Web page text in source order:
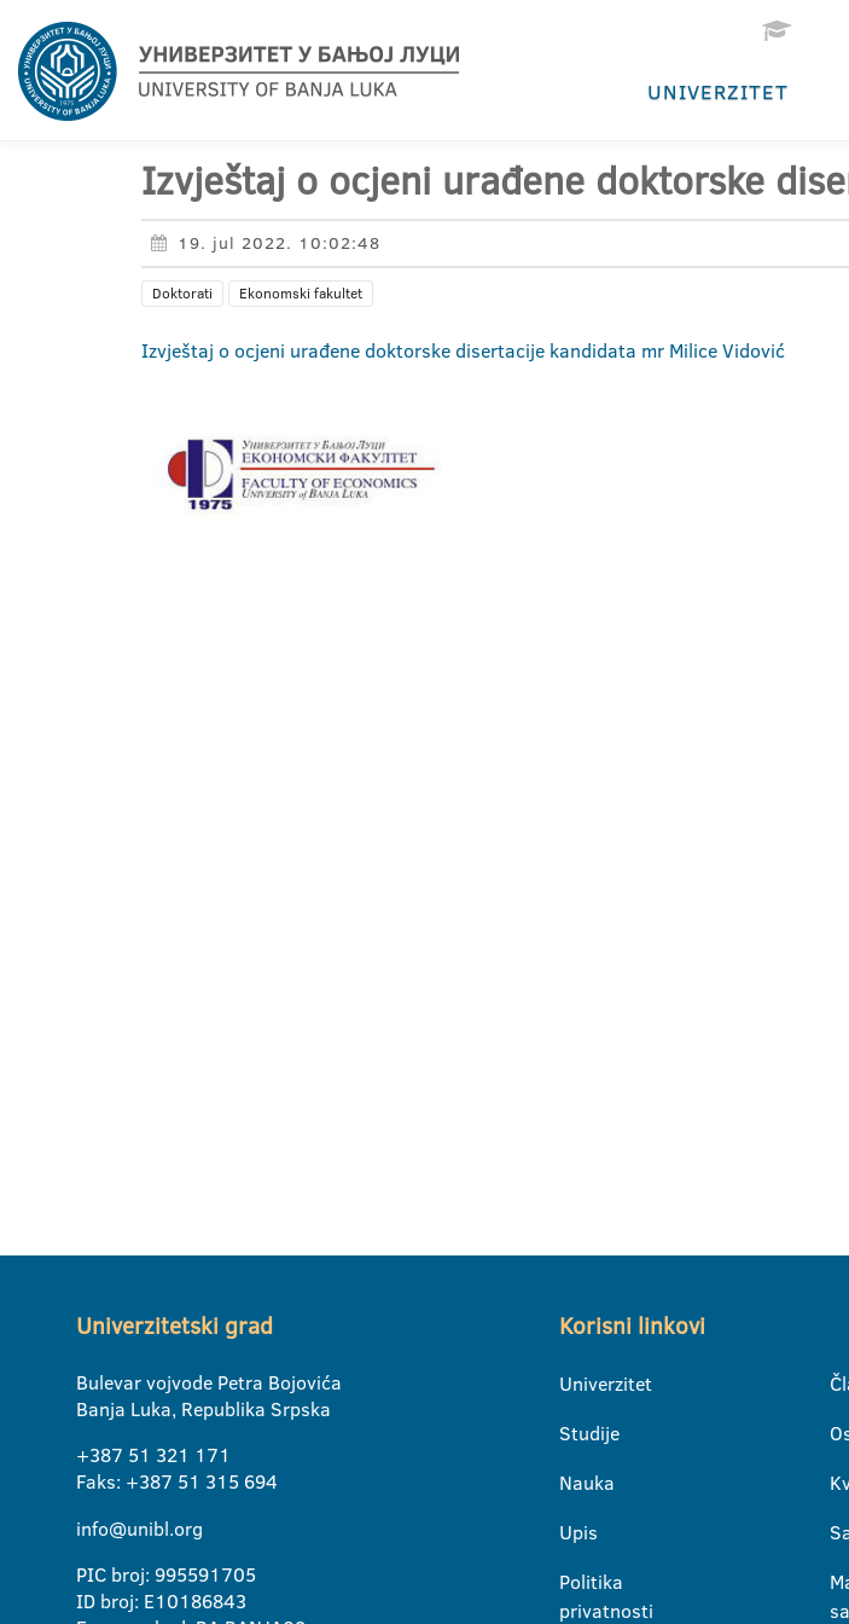
UNIVERZITET
Izvještaj o ocjeni urađene doktorske
19. jul 2022. 10:02:48
Doktorati Ekonomski fakultet
Izvještaj o ocjeni urađene doktorske disertacije kandidata mr Milice Vidović
Univerzitetski grad
Bulevar vojvode Petra Bojovića
Banja Luka, Republika Srpska
+387 51 321 171
Faks: +387 51 315 694
info@unibl.org
PIC broj: 995591705
ID broj: E10186843
Korisni linkovi
Univerzitet
Studije
Nauka
Upis
Politika
privatnosti